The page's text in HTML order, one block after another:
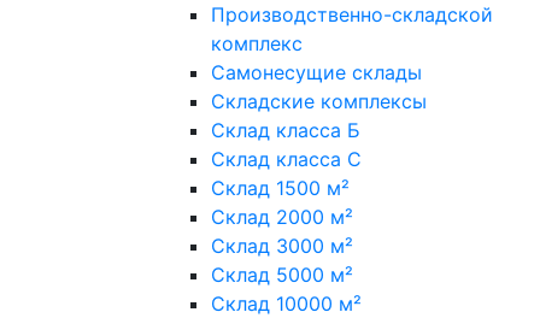
Производственно-складской
комплекс
Самонесущие склады
Складские комплексы
Склад класса Б
Склад класса С
Склад 1500 м²
Склад 2000 м²
Склад 3000 м²
Склад 5000 м²
Склад 10000 м²